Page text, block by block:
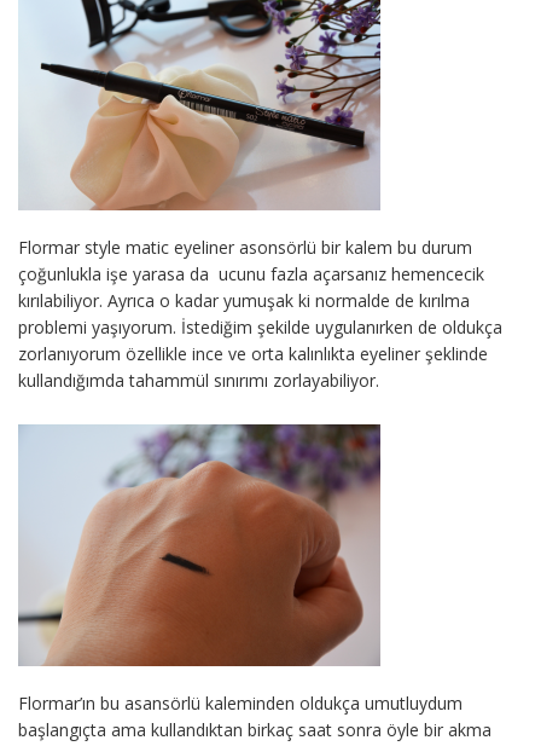
Flormar style matic eyeliner asonsörlü bir kalem bu durum
çoğunlukla işe yarasa da ucunu fazla açarsanız hemencecik
kırılabiliyor. Ayrıca o kadar yumuşak ki normalde de kırılma
problemi yaşıyorum. İstediğim şekilde uygulanırken de oldukça
zorlanıyorum özellikle ince ve orta kalınlıkta eyeliner şeklinde
kullandığımda tahammül sınırımı zorlayabiliyor.
Flormar’ın bu asansörlü kaleminden oldukça umutluydum
başlangıçta ama kullandıktan birkaç saat sonra öyle bir akma